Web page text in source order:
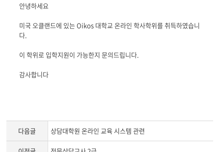
게
글
본
안녕하세요
미국 오클랜드에 있는 Oikos 대학교 온라인 학사학위를 취득하였습니
다.
이 학위로 입학지원이 가능한지 문의드립니다.
감사합니다
다음글 상담대학원 온라인 교육 시스템 관련